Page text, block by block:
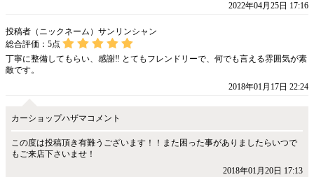
2022年04月25日 17:16
投稿者（ニックネーム）サンリンシャン
総合評価： 5点
丁寧に整備してもらい、感謝‼️ とてもフレンドリーで、何でも言える雰囲気が素
敵です。
2018年01月17日 22:24
カーショップハザマコメント
この度は投稿頂き有難うございます！！また困った事がありましたらいつで
もご来店下さいませ！
2018年01月20日 17:13